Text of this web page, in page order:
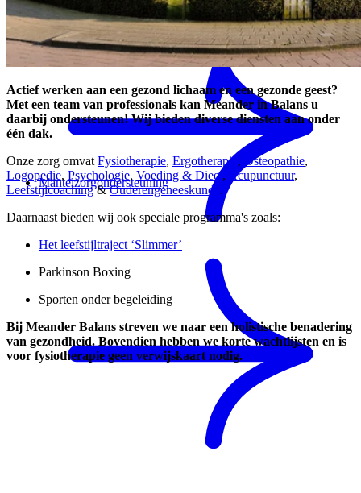
Mantelzorgondersteuning
Actief werken aan een gezond lichaam en een gezonde geest?
Met een team van professionals kan Meander in Balans u
daarbij ondersteunen! Wij bieden diverse diensten aan onder
één dak.
Onze zorg omvat Fysiotherapie, Ergotherapie , Osteopathie,
Logopedie, Psychologie, Voeding & Dieet, Acupunctuur,
Leefstijlcoaching&Ouderengeneeskunde .
Daarnaast bieden wij ook speciale programma's zoals:
Het leefstijltraject ‘Slimmer’
Parkinson Boxing
Sporten onder begeleiding
Bij Meander Balans streven we naar een holistische benadering
van gezondheid. Bovendien hebben we korte wachtlijsten en is
voor fysiotherapie geen verwijskaart nodig.